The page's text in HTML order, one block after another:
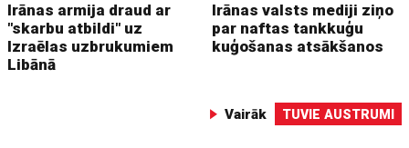
Irānas armija draud ar
"skarbu atbildi" uz
Izraēlas uzbrukumiem
Libānā
Irānas valsts mediji ziņo
par naftas tankkuģu
kuģošanas atsākšanos
Vairāk TUVIE AUSTRUMI